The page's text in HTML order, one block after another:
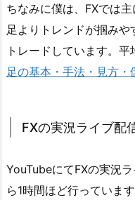
ちなみに僕は、FXでは
足よりトレンドが掴み
トレードしています。
足の基本・手法・見方
FXの実況ライブ配
YouTubeにてFXの実況
ら1時間ほど行っていま